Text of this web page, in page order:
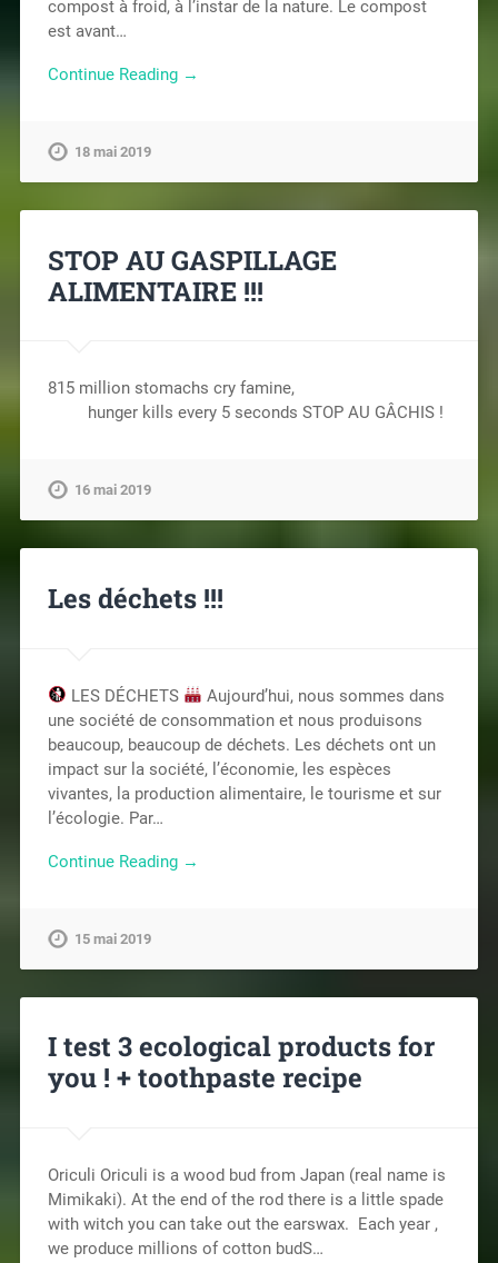
compost à froid, à l’instar de la nature. Le compost
est avant…
Continue Reading →
18 mai 2019
STOP AU GASPILLAGE
ALIMENTAIRE !!!
815 million stomachs cry famine,
hunger kills every 5 seconds STOP AU GÂCHIS !
16 mai 2019
Les déchets !!!
LES DÉCHETS
Aujourd’hui, nous sommes dans
une société de consommation et nous produisons
beaucoup, beaucoup de déchets. Les déchets ont un
impact sur la société, l’économie, les espèces
vivantes, la production alimentaire, le tourisme et sur
l’écologie. Par…
Continue Reading →
15 mai 2019
I test 3 ecological products for
you ! + toothpaste recipe
Oriculi Oriculi is a wood bud from Japan (real name is
Mimikaki). At the end of the rod there is a little spade
with witch you can take out the earswax. Each year ,
we produce millions of cotton budS…